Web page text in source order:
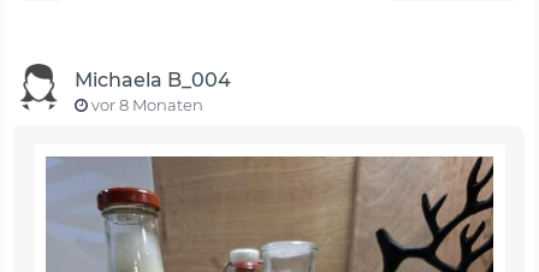
Michaela B_004
vor 8 Monaten